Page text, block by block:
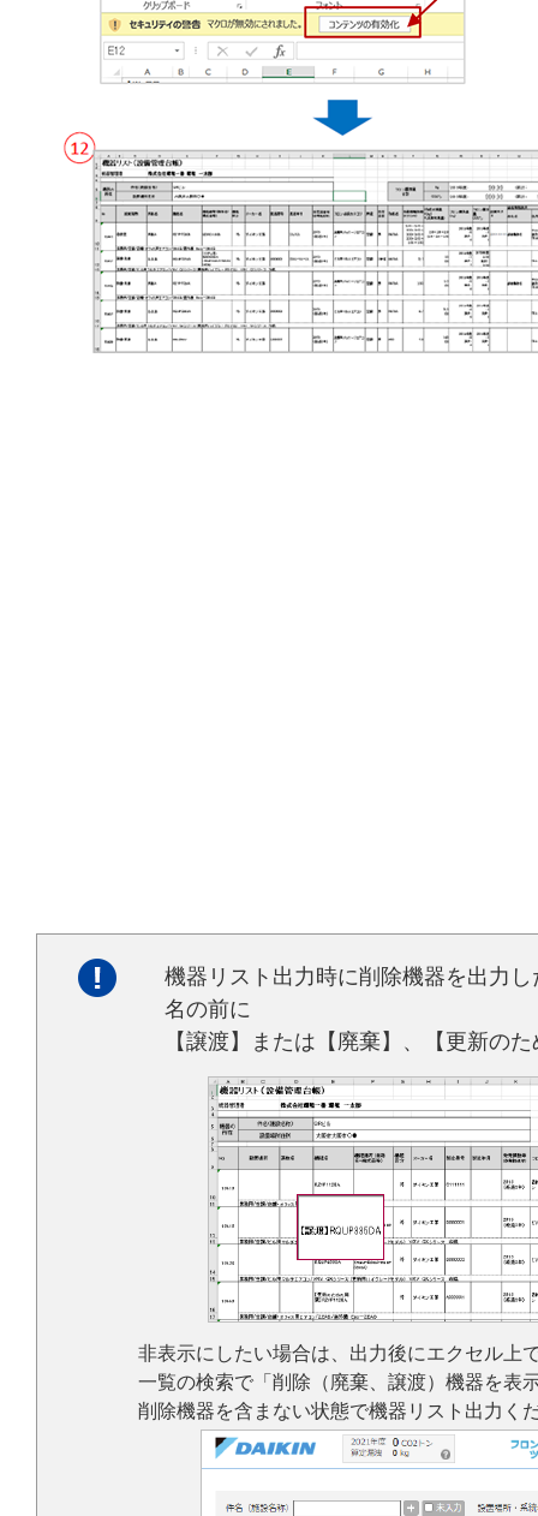
機器リスト出力時に削除機器を出力
名の前に
【譲渡】または【廃棄】、【更新の
非表示にしたい場合は、出力後にエクセル上
一覧の検索で「削除（廃棄、譲渡）機器を表
削除機器を含まない状態で機器リスト出力く